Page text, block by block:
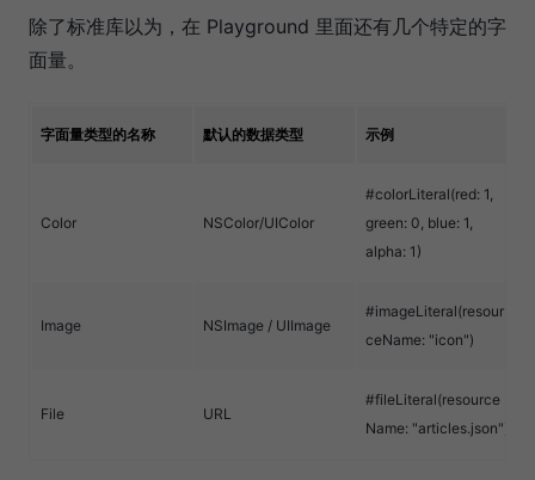
除了标准库以为，在 Playground 里面还有几个特定的字
面量。
字面量类型的名称 默认的数据类型 示例
Color NSColor/UIColor
#colorLiteral(red: 1,
green: 0, blue: 1,
alpha: 1)
Image NSImage / UIImage
#imageLiteral(resour
ceName: "icon")
File URL
#fileLiteral(resource
Name: "articles.json")